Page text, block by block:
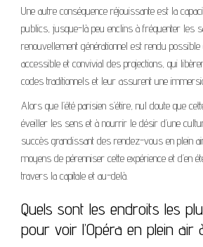
Une autre conséquence réjouissante est la
publics, jusque-là peu enclins à fréquenter les
renouvellement générationnel est rendu
accessible et convivial des projections, qui
codes traditionnels et leur assurent une
Alors que l’été parisien s’étire, nul doute que
éveiller les sens et à nourrir le désir d’une
succès grandissant des rendez-vous en plein
moyens de pérenniser cette expérience et d’en
travers la capitale et au-delà.
Quels sont les endroits les
pour voir l’Opéra en plein air